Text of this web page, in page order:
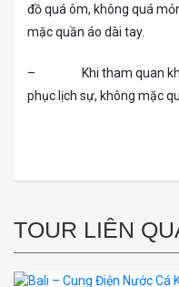
đồ quá ôm, không quá
mặc quần áo dài tay.
– Khi tham quan
phục lịch sự, không mặc
TOUR LIÊN